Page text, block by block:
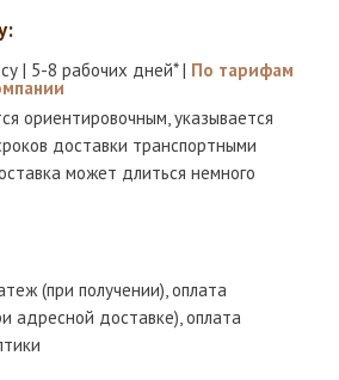
| 5-8 рабочих дней* | По тарифам
ориентировочным, указывается
доставки транспортными
может длиться немного
(при получении), оплата
адресной доставке), оплата